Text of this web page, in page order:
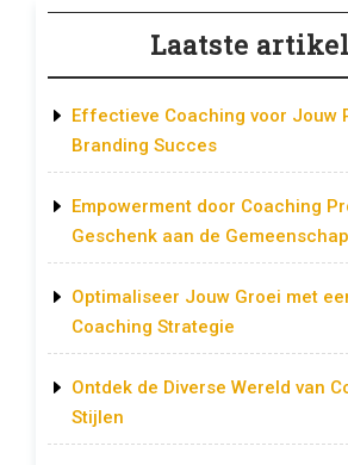
Laatste
Effectieve Coaching voor Jouw
Branding Succes
Empowerment door Coaching
Geschenk aan de Gemeenschap
Optimaliseer Jouw Groei met
Coaching Strategie
Ontdek de Diverse Wereld van
Stijlen